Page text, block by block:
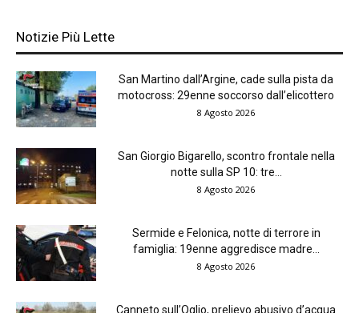
Notizie Più Lette
San Martino dall’Argine, cade sulla pista da
motocross: 29enne soccorso dall’elicottero
8 Agosto 2026
San Giorgio Bigarello, scontro frontale nella
notte sulla SP 10: tre...
8 Agosto 2026
Sermide e Felonica, notte di terrore in
famiglia: 19enne aggredisce madre...
8 Agosto 2026
Canneto sull’Oglio, prelievo abusivo d’acqua